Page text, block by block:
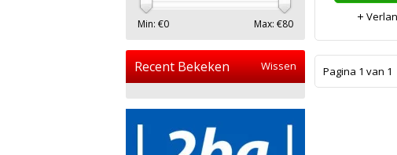
Pagina 1 van 1
Min: €0 Max: €80
Recent Bekeken Wissen